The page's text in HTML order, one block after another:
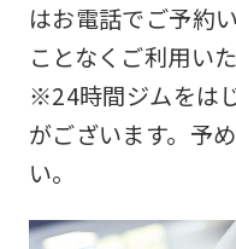
はお電話でご予約
ことなくご利用い
※24時間ジムをは
がございます。予
い。